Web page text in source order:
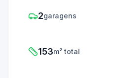
2garagens
153m² total